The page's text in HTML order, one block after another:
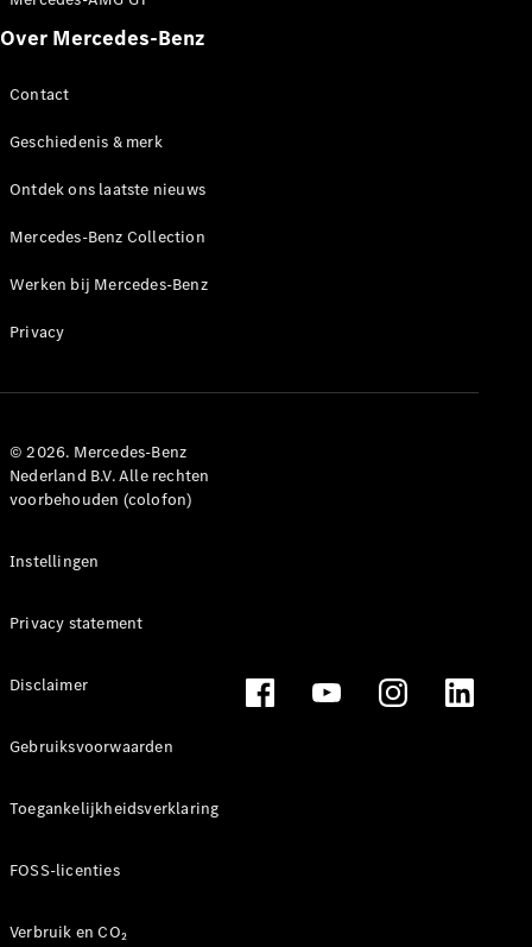
contact
Over Mercedes-Benz
Contact
Geschiedenis & merk
Ontdek ons laatste nieuws
Mercedes-Benz Collection
Werken bij Mercedes-Benz
Privacy
© 2026. Mercedes-Benz
Nederland B.V. Alle rechten
voorbehouden (colofon)
Instellingen
Privacy statement
Disclaimer
Gebruiksvoorwaarden
Toegankelijkheidsverklaring
FOSS-licenties
Verbruik en CO₂